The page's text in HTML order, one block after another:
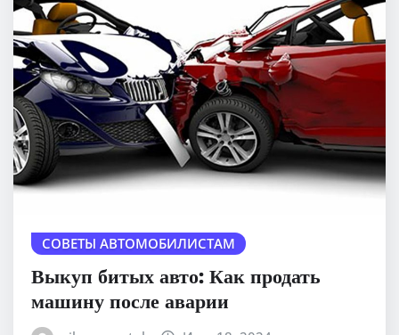
СОВЕТЫ АВТОМОБИЛИСТАМ
Выкуп битых авто: Как продать
машину после аварии